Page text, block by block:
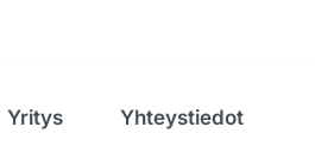
Yritys Yhteystiedot